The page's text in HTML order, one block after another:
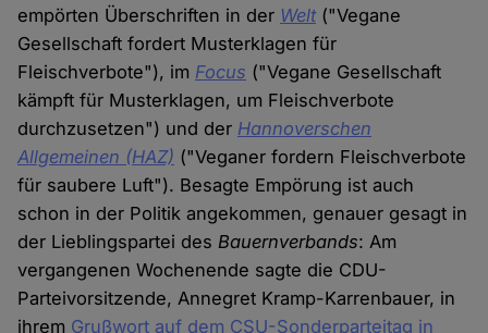
empörten Überschriften in der Welt("Vegane
Gesellschaft fordert Musterklagen für
Fleischverbote"), im Focus ("Vegane Gesellschaft
kämpft für Musterklagen, um Fleischverbote
durchzusetzen") und der Hannoverschen
Allgemeinen (HAZ) ("Veganer fordern Fleischverbote
für saubere Luft"). Besagte Empörung ist auch
schon in der Politik angekommen, genauer gesagt in
der Lieblingspartei desBauernverbands: Am
vergangenen Wochenende sagte die CDU-
Parteivorsitzende, Annegret Kramp-Karrenbauer, in
ihrem Grußwort auf dem CSU-Sonderparteitag in